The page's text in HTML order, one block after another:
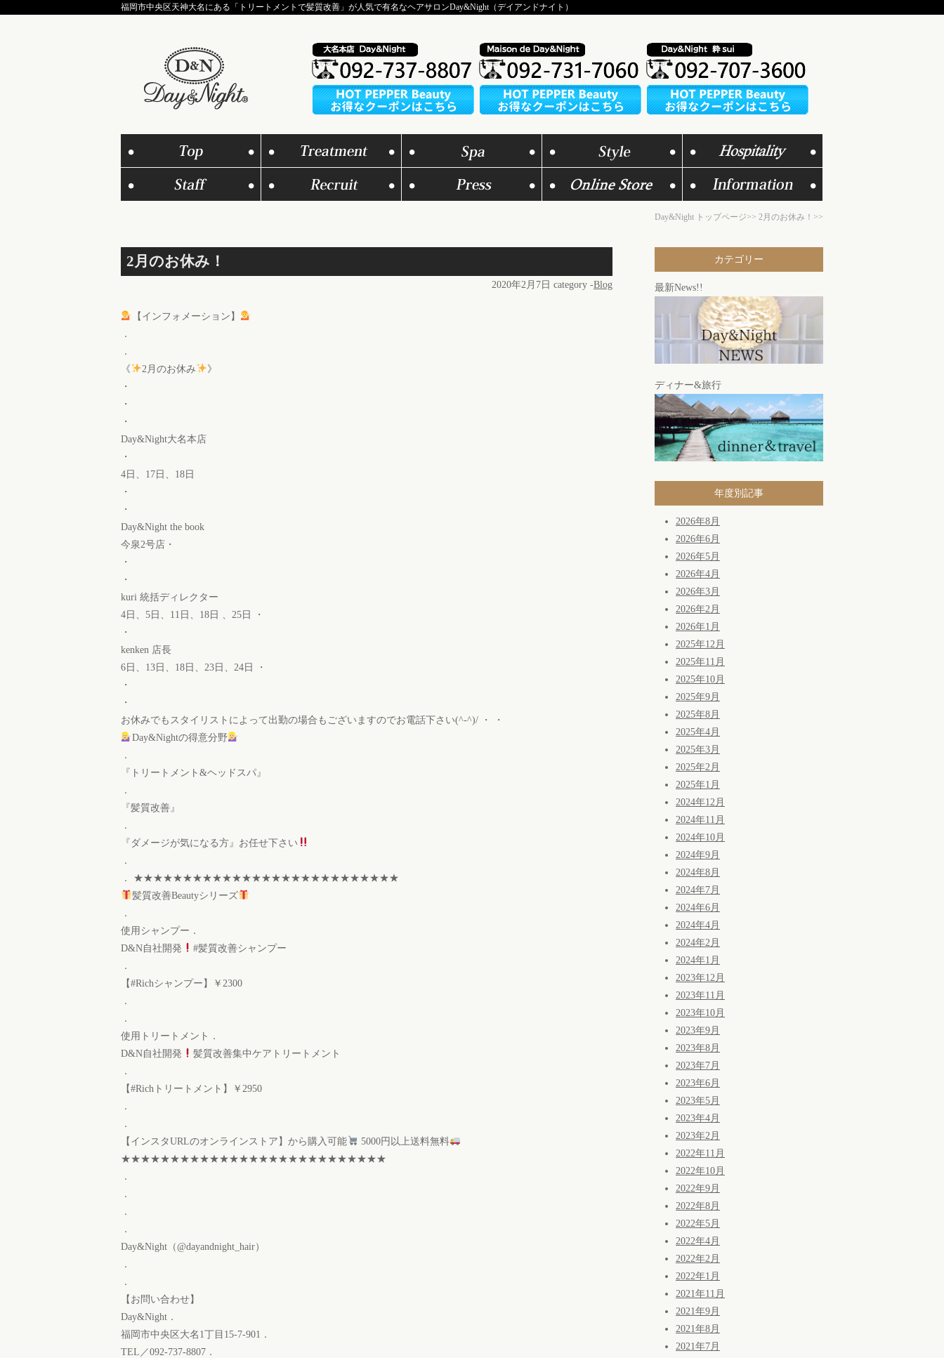
福岡市中央区天神大名にある「トリートメントで髪質改善」が人気で有名なヘアサロンDay&Night（デイアンドナイト）
Day&Night トップページ>> 2月のお休み！>>
2月のお休み！
2020年2月7日 category -Blog
【インフォメーション】
．
．
《
2月のお休み
》
・
・
・
Day&Night大名本店
・
4日、17日、18日
・
・
Day&Night the book
今泉2号店・
・
・
kuri 統括ディレクター
4日、5日、11日、18日 、25日 ・
・
kenken 店長
6日、13日、18日、23日、24日 ・
・
・
お休みでもスタイリストによって出勤の場合もございますのでお電話下さい(^-^)/ ・ ・
Day&Nightの得意分野
．
『トリートメント&ヘッドスパ』
．
『髪質改善』
．
『ダメージが気になる方』お任せ下さい
．
． ★★★★★★★★★★★★★★★★★★★★★★★★★★★
髪質改善Beautyシリーズ
．
使用シャンプー．
D&N自社開発
#髪質改善シャンプー
．
【#Richシャンプー】￥2300
．
．
使用トリートメント．
D&N自社開発
髪質改善集中ケアトリートメント
．
【#Richトリートメント】￥2950
．
．
【インスタURLのオンラインストア】から購入可能
5000円以上送料無料
★★★★★★★★★★★★★★★★★★★★★★★★★★★
．
．
．
．
Day&Night（@dayandnight_hair）
．
．
【お問い合わせ】
Day&Night．
福岡市中央区大名1丁目15-7-901．
TEL／092-737-8807．
カテゴリー
最新News!!
ディナー&旅行
年度別記事
2026年8月
2026年6月
2026年5月
2026年4月
2026年3月
2026年2月
2026年1月
2025年12月
2025年11月
2025年10月
2025年9月
2025年8月
2025年4月
2025年3月
2025年2月
2025年1月
2024年12月
2024年11月
2024年10月
2024年9月
2024年8月
2024年7月
2024年6月
2024年4月
2024年2月
2024年1月
2023年12月
2023年11月
2023年10月
2023年9月
2023年8月
2023年7月
2023年6月
2023年5月
2023年4月
2023年2月
2022年11月
2022年10月
2022年9月
2022年8月
2022年5月
2022年4月
2022年2月
2022年1月
2021年11月
2021年9月
2021年8月
2021年7月